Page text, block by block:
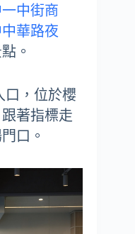
中街商
華路夜
。
口，位於櫻
著指標走
口。